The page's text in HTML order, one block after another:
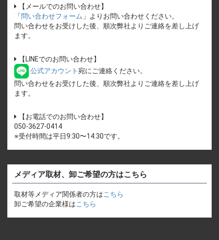
【メールでのお問い合わせ】
「 問い合わせフォーム 」よりお問い合わせください。
問い合わせをお受けした後、順次弊社よりご連絡を差し上げ
ます。
【LINEでのお問い合わせ】
公式アカウント宛にご連絡ください。
問い合わせをお受けした後、順次弊社よりご連絡を差し上げ
ます。
【お電話でのお問い合わせ】
050-3627-0414
※受付時間は平日9:30〜14:30です。
メディア取材、卸ご希望の方はこちら
取材等メディア関係者の方はこちら
卸ご希望の企業様はこちら